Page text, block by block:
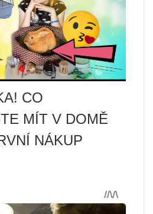
CO
MÍT V DOMĚ
NÁKUP